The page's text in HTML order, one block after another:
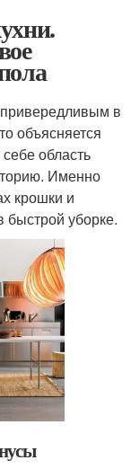
в
объясняется
область
Именно
крошки и
быстрой уборке.